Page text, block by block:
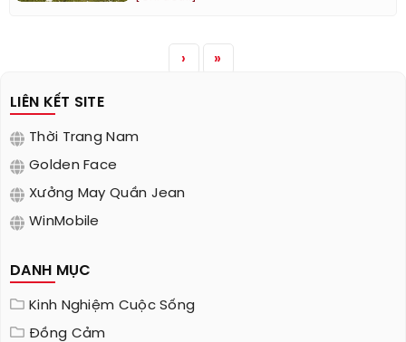
› »
LIÊN KẾT SITE
Thời Trang Nam
Golden Face
Xưởng May Quần Jean
WinMobile
DANH MỤC
Kinh Nghiệm Cuộc Sống
Đồng Cảm